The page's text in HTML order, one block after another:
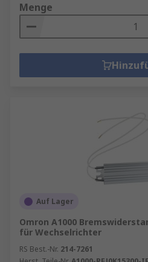
Menge
Auf Lager
Omron A1000
für Wechselrichter
RS Best.-Nr. 214-7261